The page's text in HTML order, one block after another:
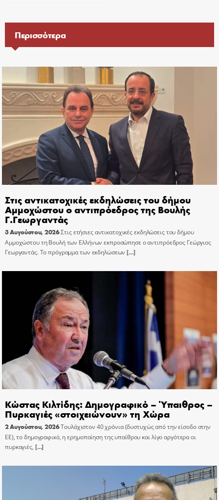
Περισσότερα
Στις αντικατοχικές εκδηλώσεις του δήμου
Αμμοχώστου ο αντιπρόεδρος της Βουλής
Γ.Γεωργαντάς
3 Αυγούστου, 2026Στις ετήσιες αντικατοχικές εκδηλώσεις του δήμου
Αμμοχώστου τη Βουλή των Ελλήνων εκπροσώπησε ο αντιπρόεδρος Γεώργιος
Γεωργαντάς. Το πρόγραμμα των εκδηλώσεων […]
Κώστας Κιλτίδης: Δημογραφικό – Ύπαιθρος –
Πυρκαγιές «στοιχειώνουν» τη Χώρα
2 Αυγούστου, 2026Τουλάχιστον 40 χρόνια (δυστυχώς από την είσοδο στην
ΕΕ), το δημογραφικό, η ερημοποίηση της υπαίθρου και λίγο αργότερα οι
πυρκαγιές, […]